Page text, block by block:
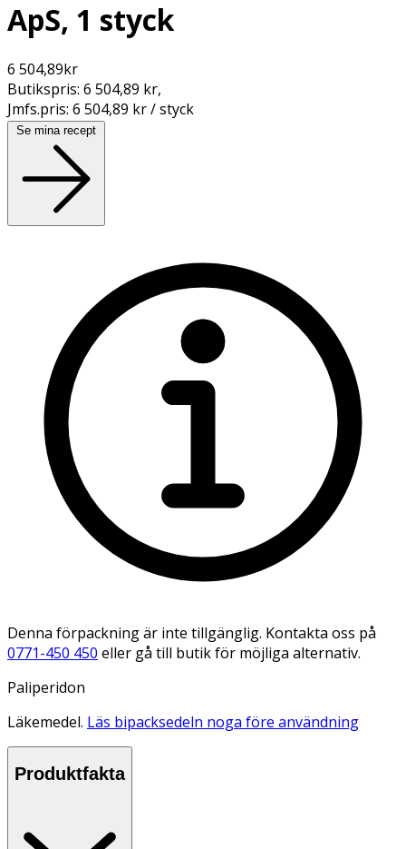
ApS, 1 styck
6 504,89kr
Butikspris: 6 504,89 kr,
Jmfs.pris: 6 504,89 kr / styck
Se mina recept
Denna förpackning är inte tillgänglig. Kontakta oss på
0771-450 450 eller gå till butik för möjliga alternativ.
Paliperidon
Läkemedel. Läs bipacksedeln noga före användning
Produktfakta